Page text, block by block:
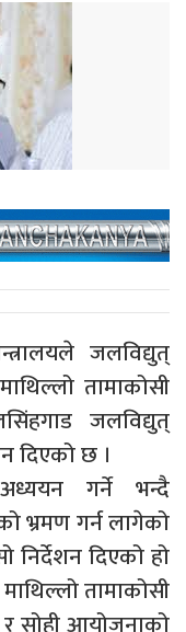
जलविद्युत्
तामाकोसी
जलविद्युत्
दिएको छ ।
गर्ने भन्दै
भ्रमण गर्न लागेको
निर्देशन दिएको हो
तामाकोसी